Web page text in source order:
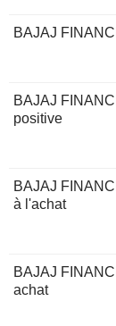
BAJAJ
BAJAJ
positive
BAJAJ
à l'achat
BAJAJ
achat